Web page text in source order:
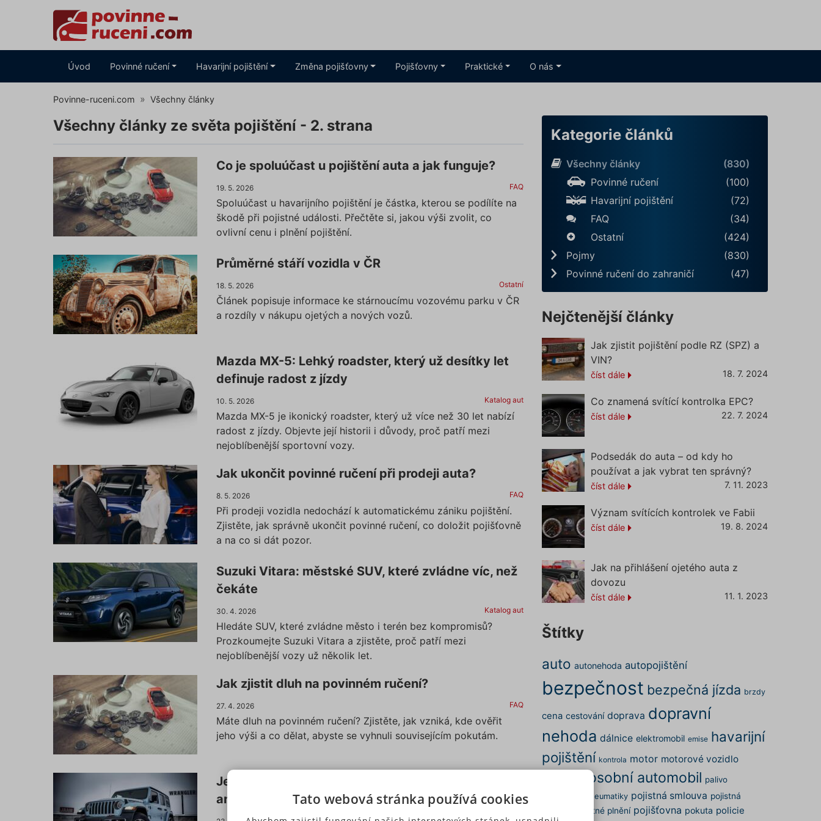
Úvod Povinné ručení Havarijní pojištění Změna pojišťovny Pojišťovny Praktické O nás
Povinne-ruceni.com Všechny články
Všechny články ze světa pojištění - 2. strana
Co je spoluúčast u pojištění auta a jak funguje?
19. 5. 2026 FAQ
Spoluúčast u havarijního pojištění je částka, kterou se podílíte na
škodě při pojistné události. Přečtěte si, jakou výši zvolit, co
ovlivní cenu i plnění pojištění.
Průměrné stáří vozidla v ČR
18. 5. 2026 Ostatní
Článek popisuje informace ke stárnoucímu vozovému parku v ČR
a rozdíly v nákupu ojetých a nových vozů.
Mazda MX-5: Lehký roadster, který už desítky let
definuje radost z jízdy
10. 5. 2026 Katalog aut
Mazda MX-5 je ikonický roadster, který už více než 30 let nabízí
radost z jízdy. Objevte její historii i důvody, proč patří mezi
nejoblíbenější sportovní vozy.
Jak ukončit povinné ručení při prodeji auta?
8. 5. 2026 FAQ
Při prodeji vozidla nedochází k automatickému zániku pojištění.
Zjistěte, jak správně ukončit povinné ručení, co doložit pojišťovně
a na co si dát pozor.
Suzuki Vitara: městské SUV, které zvládne víc, než
čekáte
30. 4. 2026 Katalog aut
Hledáte SUV, které zvládne město i terén bez kompromisů?
Prozkoumejte Suzuki Vitara a zjistěte, proč patří mezi
nejoblíbenější vozy už několik let.
Jak zjistit dluh na povinném ručení?
27. 4. 2026 FAQ
Máte dluh na povinném ručení? Zjistěte, jak vzniká, kde ověřit
jeho výši a co dělat, abyste se vyhnuli souvisejícím pokutám.
Jeep Wrangler: Terénní legenda, která se neztratí
ani mimo silnici
Kategorie článků
Všechny články
(830)
Povinné ručení
(100)
Havarijní pojištění
(72)
FAQ
(34)
Ostatní
(424)
Pojmy
(830)
Povinné ručení do zahraničí
(47)
Nejčtenější články
Jak zjistit pojištění podle RZ (SPZ) a
VIN?
číst dále 18. 7. 2024
Co znamená svítící kontrolka EPC?
číst dále 22. 7. 2024
Podsedák do auta – od kdy ho
používat a jak vybrat ten správný?
číst dále 7. 11. 2023
Význam svítících kontrolek ve Fabii
číst dále 19. 8. 2024
Jak na přihlášení ojetého auta z
dovozu
číst dále 11. 1. 2023
Štítky
auto autonehoda autopojištění
bezpečnost bezpečná jízda brzdy
cena cestování doprava dopravní
nehoda dálnice elektromobil emise havarijní
pojištění kontrola motor motorové vozidlo
osobní automobil palivo
pneumatiky pojistná smlouva pojistná
pojistné plnění pojišťovna pokuta policie
Tato webová stránka používá cookies